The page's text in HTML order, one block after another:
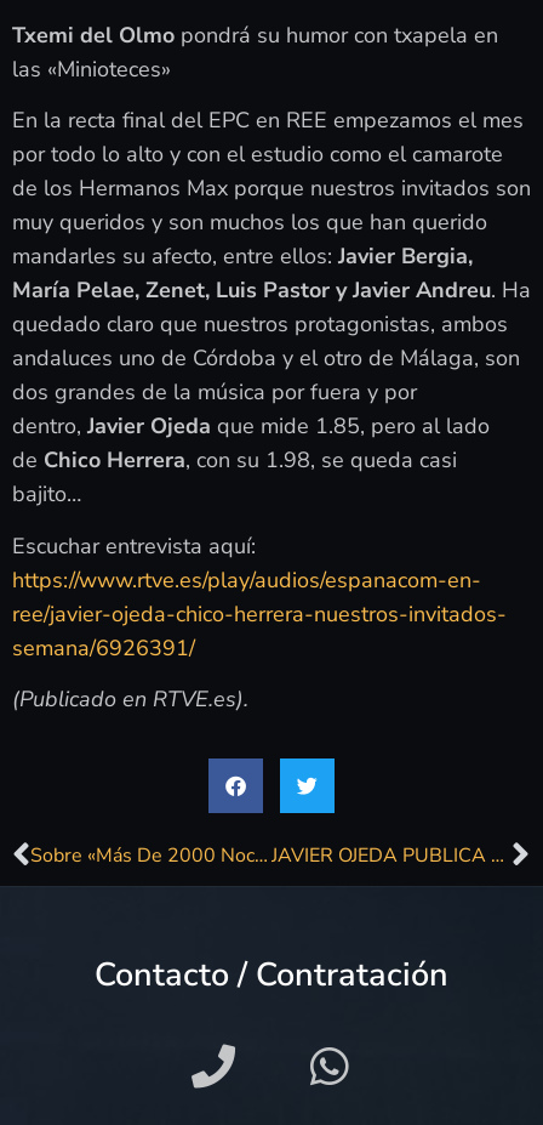
Txemi del Olmo pondrá su humor con txapela en
las «Minioteces»
En la recta final del EPC en REE empezamos el mes
por todo lo alto y con el estudio como el camarote
de los Hermanos Max porque nuestros invitados son
muy queridos y son muchos los que han querido
mandarles su afecto, entre ellos: Javier Bergia,
María Pelae, Zenet, Luis Pastor y Javier Andreu. Ha
quedado claro que nuestros protagonistas, ambos
andaluces uno de Córdoba y el otro de Málaga, son
dos grandes de la música por fuera y por
dentro, Javier Ojeda que mide 1.85, pero al lado
de Chico Herrera, con su 1.98, se queda casi
bajito…
Escuchar entrevista aquí:
https://www.rtve.es/play/audios/espanacom-en-
ree/javier-ojeda-chico-herrera-nuestros-invitados-
semana/6926391/
(Publicado en RTVE.es).
Sobre «Más De 2000 Noches Sin Dormir» (y «Los Castillos Del Mar») JAVIER OJEDA PUBLICA NUEVO DISCO
Contacto / Contratación